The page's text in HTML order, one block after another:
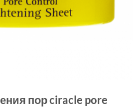
пор ciracle pore